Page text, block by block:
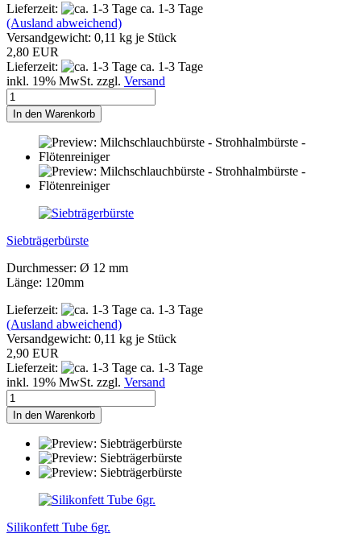
Lieferzeit:
ca. 1-3 Tage
(Ausland abweichend)
Versandgewicht: 0,11 kg je Stück
2,80 EUR
Lieferzeit:
ca. 1-3 Tage
inkl. 19% MwSt. zzgl. Versand
In den Warenkorb
Siebträgerbürste
Durchmesser: Ø 12 mm
Länge: 120mm
Lieferzeit:
ca. 1-3 Tage
(Ausland abweichend)
Versandgewicht: 0,11 kg je Stück
2,90 EUR
Lieferzeit:
ca. 1-3 Tage
inkl. 19% MwSt. zzgl. Versand
In den Warenkorb
Silikonfett Tube 6gr.